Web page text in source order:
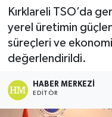
Kırklareli TSO’da
yerel üretimin
süreçleri ve
değerlendirildi.
HABER MERKEZI
EDITÖR
Spor
Magazin
Medya
Sağlık
Son Dakika
Haber Arşivi